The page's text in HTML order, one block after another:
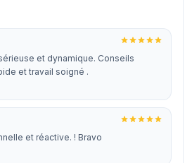
et dynamique. Conseils
et travail soigné .
et réactive. ! Bravo